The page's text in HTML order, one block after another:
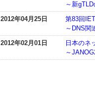
～新
2012年04月25日
第83回
～DNS関
2012年02月01日
日本のネ
～